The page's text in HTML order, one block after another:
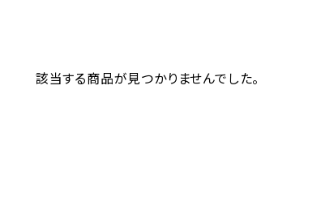
該当する商品が見つかりませんでした。